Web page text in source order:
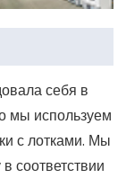
себя в
мы используем
с лотками. Мы
соответствии